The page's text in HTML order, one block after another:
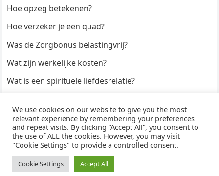
Hoe opzeg betekenen?
Hoe verzeker je een quad?
Was de Zorgbonus belastingvrij?
Wat zijn werkelijke kosten?
Wat is een spirituele liefdesrelatie?
Hoe duur zijn Keukendeurtjes?
© 2026WijzeAntwoorden- Thema doorWPEnjoy· Aangedreven door
WordPress
We use cookies on our website to give you the most
relevant experience by remembering your preferences
and repeat visits. By clicking “Accept All”, you consent to
the use of ALL the cookies. However, you may visit
"Cookie Settings" to provide a controlled consent.
Cookie Settings Accept All